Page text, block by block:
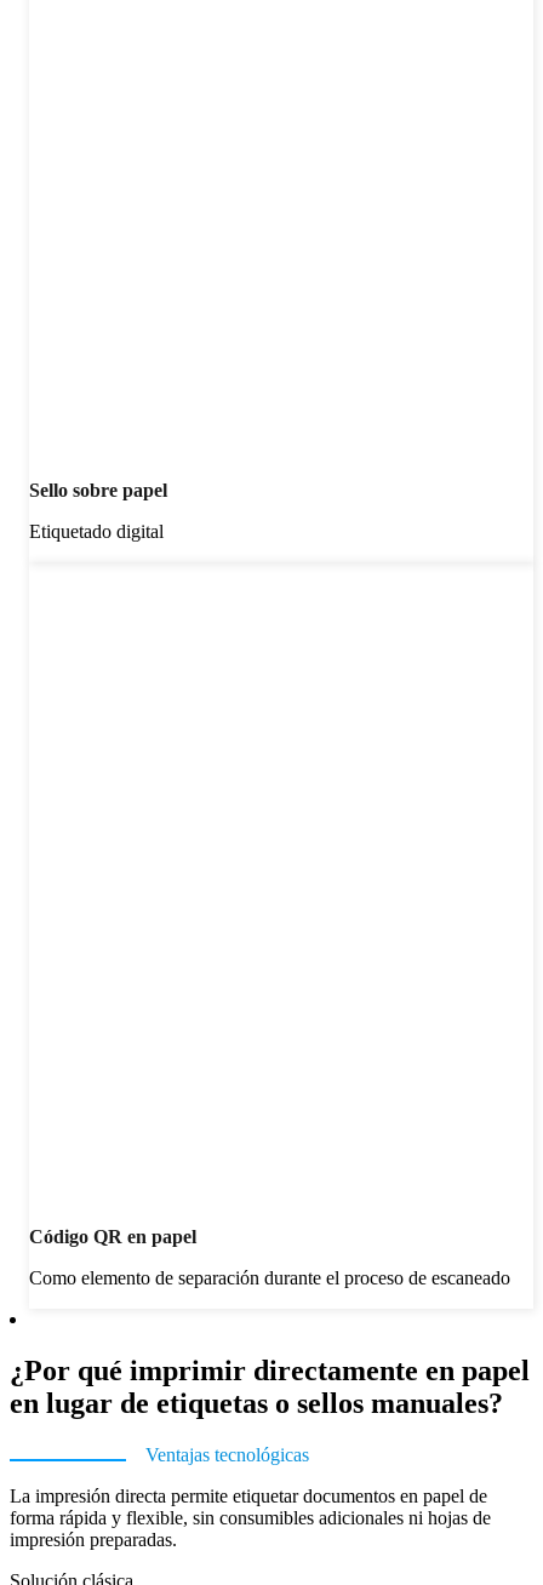
Sello sobre papel
Etiquetado digital
Código QR en papel
Como elemento de separación durante el proceso de escaneado
¿Por qué imprimir directamente en papel
en lugar de etiquetas o sellos manuales?
Ventajas tecnológicas
La impresión directa permite etiquetar documentos en papel de
forma rápida y flexible, sin consumibles adicionales ni hojas de
impresión preparadas.